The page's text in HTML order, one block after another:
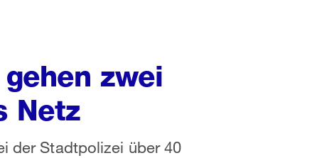
zwei
Netz
der Stadtpolizei über 40